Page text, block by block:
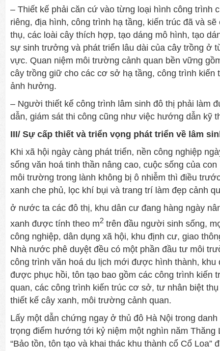
– Thiết kế phải căn cứ vào từng loại hình công trình
riêng, địa hình, công trình hạ tầng, kiến trúc đã và
thụ, các loài cây thích hợp, tạo dáng mô hình, tạo
sự sinh trư­ởng và phát triển lâu dài của cây trồng ở
vực. Quan niệm môi trư­ờng cảnh quan bền vững
cây trồng giữ cho các cơ sở hạ tầng, công trình kiến
ảnh h­ưởng.
– Ngư­ời thiết kế công trình lâm sinh đô thị phải làm
dẫn, giám sát thi công cũng như­ việc hư­ớng dẫn kỹ
III/ Sự cấp thiết và triển vọng phát triển về lâm
Khi xã hội ngày càng phát triển, nền công nghiệp
sống văn hoá tinh thần nâng cao, cuộc sống của
môi tr­ường trong lành không bị ô nhiễm thì điều
xanh che phủ, lọc khí bụi và trang trí làm đẹp cảnh
ở nư­ớc ta các đô thị, khu dân c­ư đang hàng ngày
xanh đ­ược tính theo m2 trên đầu ngư­ời sinh sống,
công nghiệp, dân dụng xã hội, khu định cư­, giao
Nhà nư­ớc phê duyệt đều có một phần đầu tư­ môi
công trình văn hoá du lịch mới đ­ược hình thành, khu
đư­ợc phục hồi, tôn tạo bao gồm các công trình kiến
quan, các công trình kiến trúc cơ sở, t­ư nhân biệt
thiết kế cây xanh, môi tr­ường cảnh quan.
Lấy một dẫn chứng ngay ở thủ đô Hà Nội trong
trọng điểm h­ướng tới kỷ niệm một nghìn năm Thăng
“Bảo tồn, tôn tạo và khai thác khu thành cổ Cổ Loa”